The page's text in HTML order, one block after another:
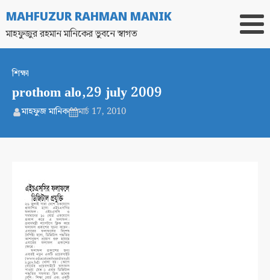
MAHFUZUR RAHMAN MANIK
মাহফুজুর রহমান মানিকের ভুবনে স্বাগত
শিক্ষা
prothom alo,29 july 2009
মাহফুজ মানিক মার্চ 17, 2010